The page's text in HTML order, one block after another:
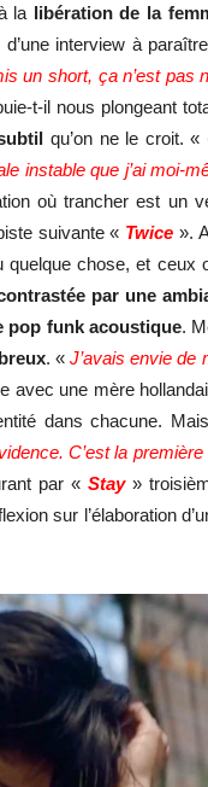
la libération de la
interview à
un short, ça n’est pas
t-il nous plongeant
qu’on ne le croit. «
instable que j’ai moi-
où trancher est un
suivante « Twice ».
quelque chose, et
par une
pop funk acoustique.
. «J’avais envie de
avec une mère
dans chacune.
C’est la
par « Stay»
sur l’élaboration